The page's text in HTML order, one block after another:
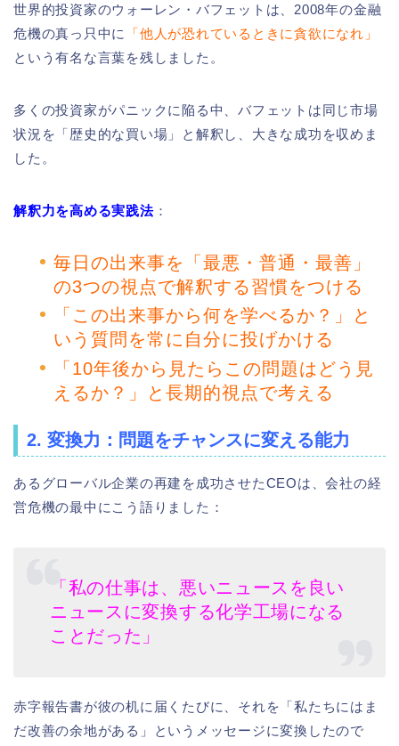
世界的投資家のウォーレン・バフェットは、2008年の金融
危機の真っ只中に
「他人が恐れているときに貪欲になれ」
という有名な言葉を残しました。
多くの投資家がパニックに陥る中、バフェットは同じ市場
状況を「歴史的な買い場」と解釈し、大きな成功を収めま
した。
解釈力を高める実践法：
毎日の出来事を「最悪・普通・最善」
の3つの視点で解釈する習慣をつける
「この出来事から何を学べるか？」と
いう質問を常に自分に投げかける
「10年後から見たらこの問題はどう見
えるか？」と長期的視点で考える
2. 変換力：問題をチャンスに変える能力
あるグローバル企業の再建を成功させたCEOは、会社の経
営危機の最中にこう語りました：
「私の仕事は、悪いニュースを良い
ニュースに変換する化学工場になる
ことだった」
赤字報告書が彼の机に届くたびに、それを「私たちにはま
だ改善の余地がある」というメッセージに変換したので